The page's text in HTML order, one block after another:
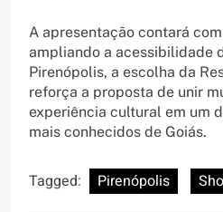
A apresentação contará
ampliando a acessibilidade
Pirenópolis, a escolha da
reforça a proposta de unir
experiência cultural em um
mais conhecidos de Goiás.
Tagged: Pirenópolis